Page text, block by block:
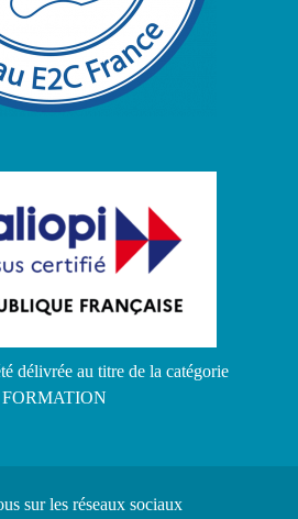
délivrée au titre de la catégorie
sur les réseaux sociaux